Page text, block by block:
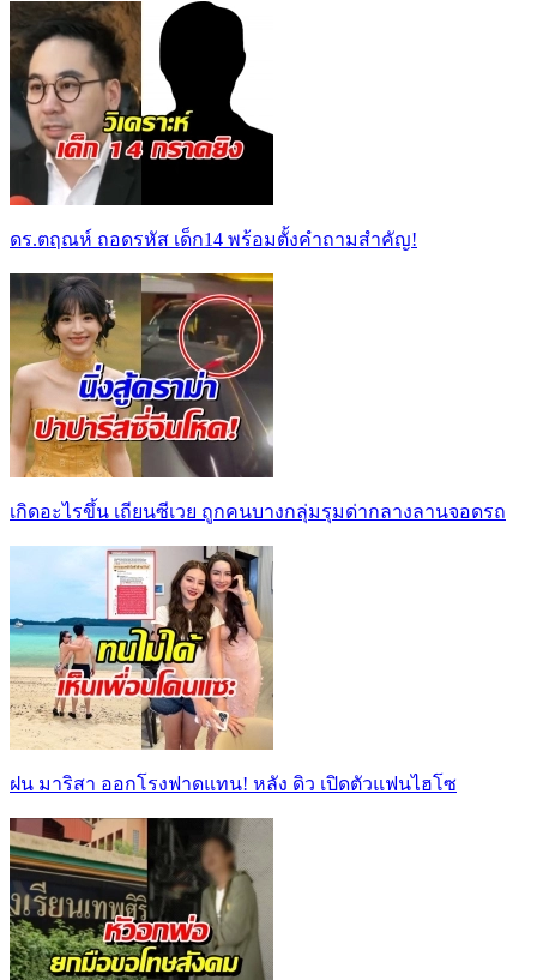
ดร.ตฤณห์ ถอดรหัส เด็ก14 พร้อมตั้งคำถามสำคัญ!
เกิดอะไรขึ้น เถียนซีเวย ถูกคนบางกลุ่มรุมด่ากลางลานจอดรถ
ฝน มาริสา ออกโรงฟาดแทน! หลัง ดิว เปิดตัวแฟนไฮโซ